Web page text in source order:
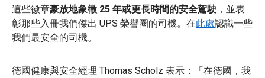
這些徽章豪放地象徵 25 年或更長時間的安全駕駛 ，並表
彰那些入冊我們傑出 UPS 榮譽圈的司機。在此處認識一些
我們最安全的司機。
德國健康與安全經理 Thomas Scholz 表示：「在德國，我